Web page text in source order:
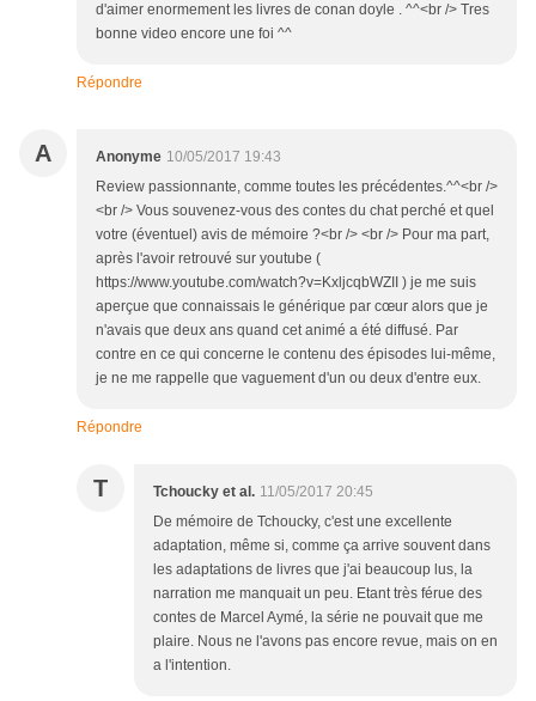
d'aimer enormement les livres de conan doyle . ^^<br /> Tres
bonne video encore une foi ^^
Répondre
A Anonyme 10/05/2017 19:43
Review passionnante, comme toutes les précédentes.^^<br />
<br /> Vous souvenez-vous des contes du chat perché et quel
votre (éventuel) avis de mémoire ?<br /> <br /> Pour ma part,
après l'avoir retrouvé sur youtube (
https://www.youtube.com/watch?v=KxljcqbWZII ) je me suis
aperçue que connaissais le générique par cœur alors que je
n'avais que deux ans quand cet animé a été diffusé. Par
contre en ce qui concerne le contenu des épisodes lui-même,
je ne me rappelle que vaguement d'un ou deux d'entre eux.
Répondre
T Tchoucky et al. 11/05/2017 20:45
De mémoire de Tchoucky, c'est une excellente
adaptation, même si, comme ça arrive souvent dans
les adaptations de livres que j'ai beaucoup lus, la
narration me manquait un peu. Etant très férue des
contes de Marcel Aymé, la série ne pouvait que me
plaire. Nous ne l'avons pas encore revue, mais on en
a l'intention.